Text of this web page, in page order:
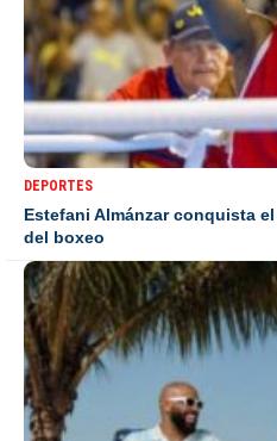
DEPORTES
Estefani Almánzar conquista
del boxeo